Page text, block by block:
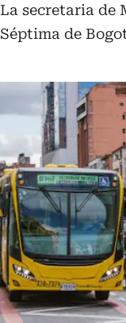
La secretaria de
Séptima de